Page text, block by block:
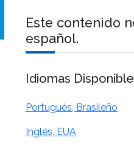
Este contenido
español.
Idiomas
Portugués, Brasileño
Inglés, EUA